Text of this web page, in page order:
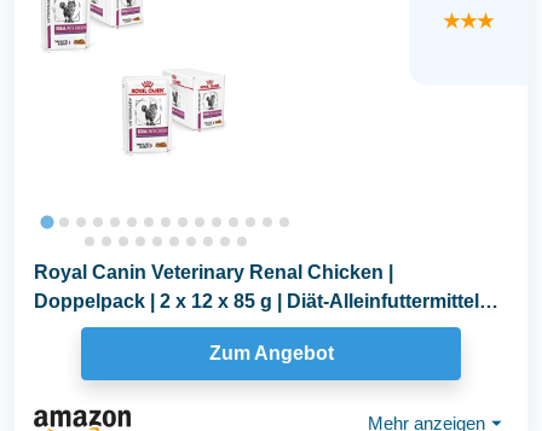
★★★
Royal Canin Veterinary Renal Chicken |
Doppelpack | 2 x 12 x 85 g | Diät-Alleinfuttermittel
Zum Angebot
Mehr anzeigen ⏷